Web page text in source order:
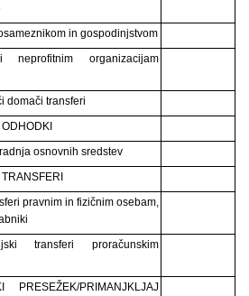
in gospodinjstvom
neprofitnim organizacijam
domači transferi
osnovnih sredstev
pravnim in fizičnim osebam,
transferi proračunskim
PRESEŽEK/PRIMANJKLJAJ